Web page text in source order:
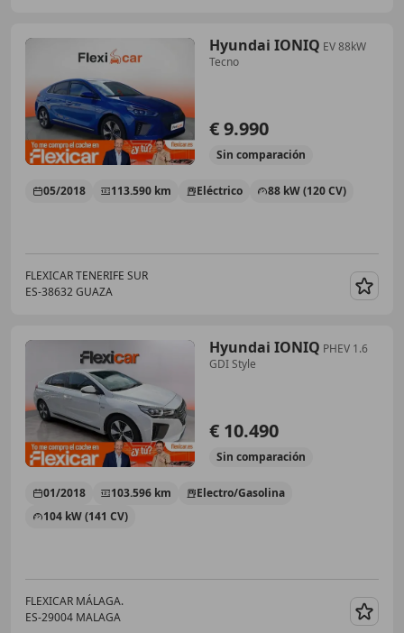
Hyundai IONIQ EV 88kW
Tecno
€ 9.990
Sin comparación
05/2018 113.590 km Eléctrico 88 kW (120 CV)
FLEXICAR TENERIFE SUR
ES-38632 GUAZA
Hyundai IONIQ PHEV 1.6
GDI Style
€ 10.490
Sin comparación
01/2018 103.596 km
Electro/Gasolina
104 kW (141 CV)
FLEXICAR MÁLAGA.
ES-29004 MALAGA